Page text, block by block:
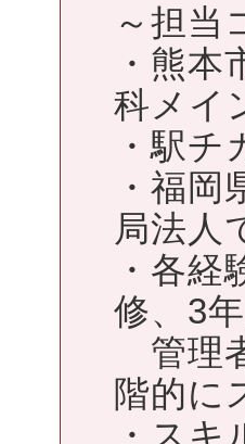
～担当
・熊
科メイ
・駅
・福
局法人
・各
修、3
管理
階的に
・ス